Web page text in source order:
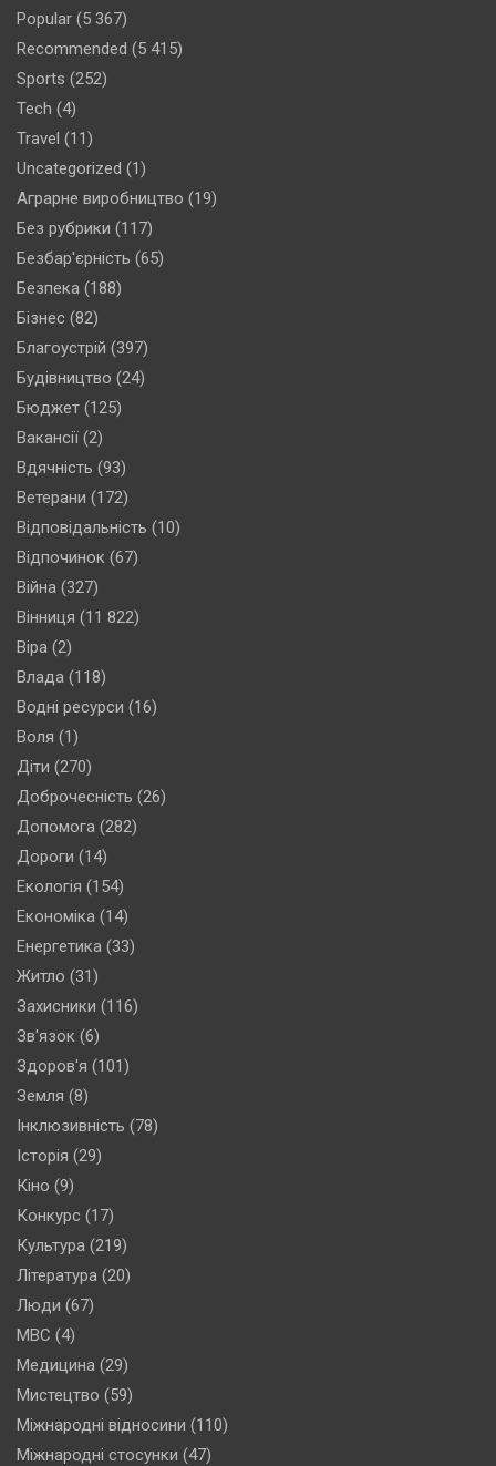
Popular (5 367)
Recommended (5 415)
Sports (252)
Tech (4)
Travel (11)
Uncategorized (1)
Аграрне виробництво (19)
Без рубрики (117)
Безбар'єрність (65)
Безпека (188)
Бізнес (82)
Благоустрій (397)
Будівництво (24)
Бюджет (125)
Вакансії (2)
Вдячність (93)
Ветерани (172)
Відповідальність (10)
Відпочинок (67)
Війна (327)
Вінниця (11 822)
Віра (2)
Влада (118)
Водні ресурси (16)
Воля (1)
Діти (270)
Доброчесність (26)
Допомога (282)
Дороги (14)
Екологія (154)
Економіка (14)
Енергетика (33)
Житло (31)
Захисники (116)
Зв'язок (6)
Здоров'я (101)
Земля (8)
Інклюзивність (78)
Історія (29)
Кіно (9)
Конкурс (17)
Культура (219)
Література (20)
Люди (67)
МВС (4)
Медицина (29)
Мистецтво (59)
Міжнародні відносини (110)
Міжнародні стосунки (47)